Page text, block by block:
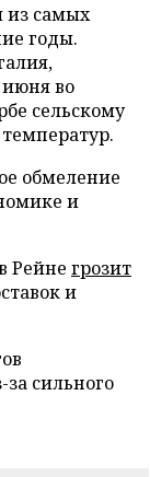
из самых
годы.
во
сельскому
обмеление
и
Рейне грозит
и
сильного